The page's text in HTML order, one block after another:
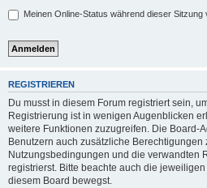
Meinen Online-Status während dieser Sitzung
REGISTRIEREN
Du musst in diesem Forum registriert sein,
Registrierung ist in wenigen Augenblicken
weitere Funktionen zuzugreifen. Die Board-
Benutzern auch zusätzliche
Nutzungsbedingungen und die verwandten
registrierst. Bitte beachte auch die
diesem Board bewegst.